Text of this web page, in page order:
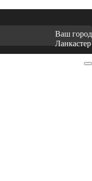
Ваш город
Ланкастер